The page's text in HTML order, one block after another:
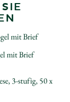
mit Brief